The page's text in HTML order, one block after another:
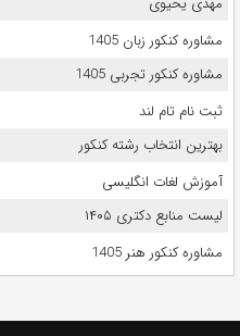
مشاوره کنکور زبان 1405
مشاوره کنکور تجربی 1405
ثبت نام تام لند
بهترین انتخاب رشته کنکور
آموزش لغات انگلیسی
لیست منابع دکتری ۱۴۰۵
مشاوره کنکور هنر 1405